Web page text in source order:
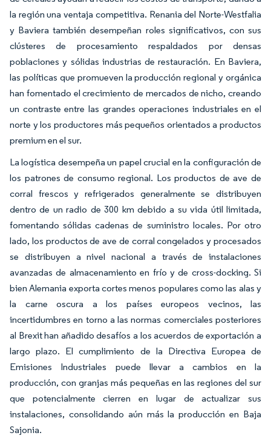
la región una ventaja competitiva. Renania del Norte-Westfalia
y Baviera también desempeñan roles significativos, con sus
clústeres de procesamiento respaldados por densas
poblaciones y sólidas industrias de restauración. En Baviera,
las políticas que promueven la producción regional y orgánica
han fomentado el crecimiento de mercados de nicho, creando
un contraste entre las grandes operaciones industriales en el
norte y los productores más pequeños orientados a productos
premium en el sur.
La logística desempeña un papel crucial en la configuración de
los patrones de consumo regional. Los productos de ave de
corral frescos y refrigerados generalmente se distribuyen
dentro de un radio de 300 km debido a su vida útil limitada,
fomentando sólidas cadenas de suministro locales. Por otro
lado, los productos de ave de corral congelados y procesados
se distribuyen a nivel nacional a través de instalaciones
avanzadas de almacenamiento en frío y de cross-docking. Si
bien Alemania exporta cortes menos populares como las alas y
la carne oscura a los países europeos vecinos, las
incertidumbres en torno a las normas comerciales posteriores
al Brexit han añadido desafíos a los acuerdos de exportación a
largo plazo. El cumplimiento de la Directiva Europea de
Emisiones Industriales puede llevar a cambios en la
producción, con granjas más pequeñas en las regiones del sur
que potencialmente cierren en lugar de actualizar sus
instalaciones, consolidando aún más la producción en Baja
Sajonia.